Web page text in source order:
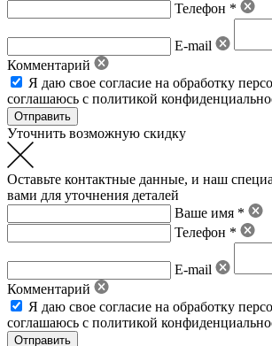
Телефон *
E-mail
Комментарий
Я даю свое согласие на обработку
соглашаюсь с политикой
Уточнить возможную скидку
Оставьте контактные данные, и наш
вами для уточнения деталей
Ваше имя *
Телефон *
E-mail
Комментарий
Я даю свое согласие на обработку
соглашаюсь с политикой